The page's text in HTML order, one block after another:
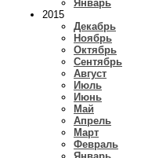
Январь
2015
Декабрь
Ноябрь
Октябрь
Сентябрь
Август
Июль
Июнь
Май
Апрель
Март
Февраль